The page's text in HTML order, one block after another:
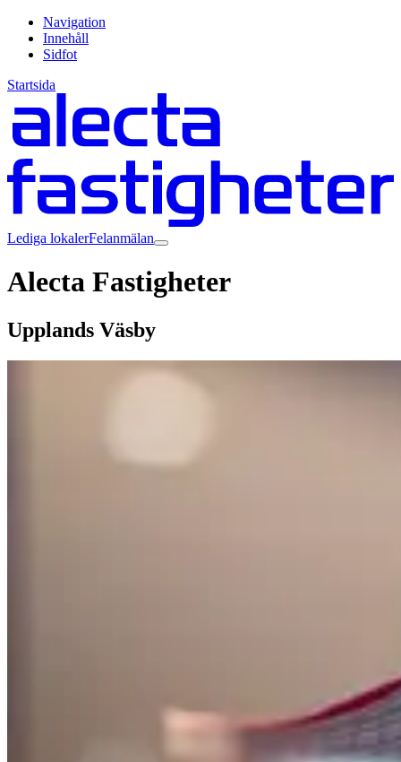
Navigation
Innehåll
Sidfot
Startsida
Lediga lokalerFelanmälan
Alecta Fastigheter
Upplands Väsby